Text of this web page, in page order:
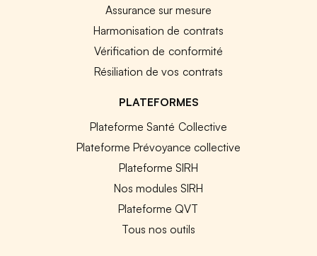
Assurance sur mesure
Harmonisation de contrats
Vérification de conformité
Résiliation de vos contrats
PLATEFORMES
Plateforme Santé Collective
Plateforme Prévoyance collective
Plateforme SIRH
Nos modules SIRH
Plateforme QVT
Tous nos outils